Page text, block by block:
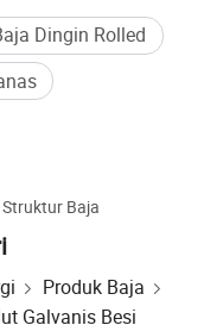
perusahaan
dengan 1.5
melewati
internasional dan
Dingin Rolled
,Struktur Baja
Produk Baja
Galvanis Besi